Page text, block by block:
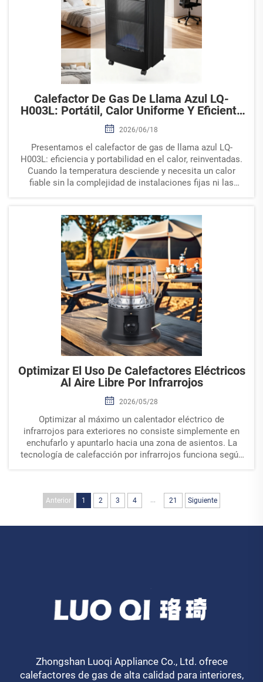
Calefactor De Gas De Llama Azul LQ-
H003L: Portátil, Calor Uniforme Y Eficiente
Para Interiores
2026/06/18
Presentamos el calefactor de gas de llama azul LQ-
H003L: eficiencia y portabilidad en el calor, reinventadas.
Cuando la temperatura desciende y necesita un calor
fiable sin la complejidad de instalaciones fijas ni las
Optimizar El Uso De Calefactores Eléctricos
Al Aire Libre Por Infrarrojos
2026/05/28
Optimizar al máximo un calentador eléctrico de
infrarrojos para exteriores no consiste simplemente en
enchufarlo y apuntarlo hacia una zona de asientos. La
tecnología de calefacción por infrarrojos funciona según
Anterior 1 2 3 4 ... 21 Siguiente
Zhongshan Luoqi Appliance Co., Ltd. ofrece
calefactores de gas de alta calidad para interiores,